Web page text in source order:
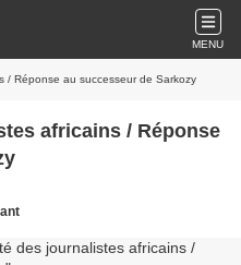
MENU
/ Réponse au successeur de Sarkozy
africains / Réponse